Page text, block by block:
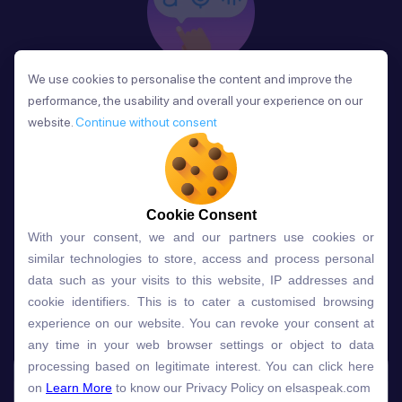
Phản Hồi
Sau mỗi bài học, người học nhận phản hồi về phát
âm và ngữ pháp ngay lập tức, giúp cải thiện kỹ năng
và tiến bộ nhanh chóng.
Lựa chọn gói học ELSA dành
cho bạn
Gói học Free Premium
Speech Analyzer
We use cookies to personalise the content and improve the
performance, the usability and overall your experience on our
website. Continue without consent
Cookie Consent
With your consent, we and our partners use cookies or
similar technologies to store, access and process personal
data such as your visits to this website, IP addresses and
cookie identifiers. This is to cater a customised browsing
experience on our website. You can revoke your consent at
any time in your web browser settings or object to data
processing based on legitimate interest. You can click here
on Learn More to know our Privacy Policy on elsaspeak.com
We use cookies to personalise the content and improve the
performance, the usability and overall your experience on our
website. Continue without consent
Cookie Consent
With your consent, we and our partners use cookies or
similar technologies to store, access and process personal
data such as your visits to this website, IP addresses and
cookie identifiers. This is to cater a customised browsing
experience on our website. You can revoke your consent at
any time in your web browser settings or object to data
processing based on legitimate interest. You can click here
on Learn More to know our Privacy Policy on elsaspeak.com